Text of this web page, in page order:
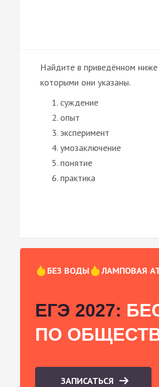
Найдите в приведённом
которыми они указаны.
суждение
опыт
эксперимент
умозаключение
понятие
практика
БЕЗ ВОДЫ ЛАМПОВАЯ
ЕГЭ 2027:
ПО
ЗАПИСАТЬСЯ